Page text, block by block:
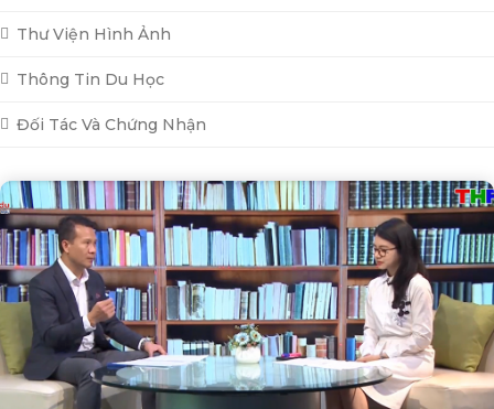
Thư Viện Hình Ảnh
Thông Tin Du Học
Đối Tác Và Chứng Nhận